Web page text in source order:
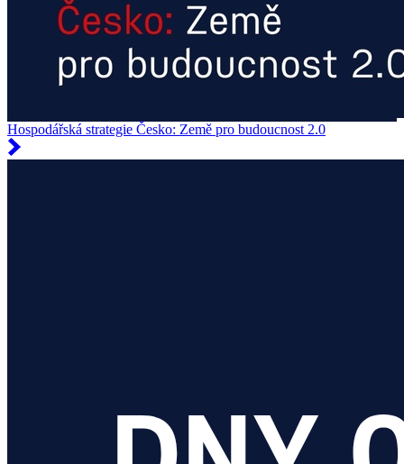
Hospodářská strategie Česko: Země pro budoucnost 2.0